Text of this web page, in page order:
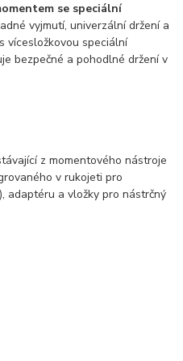
se speciální
vyjmutí, univerzální držení a
vícesložkovou speciální
bezpečné a pohodlné držení v
z momentového nástroje
v rukojeti pro
adaptéru a vložky pro nástrčný